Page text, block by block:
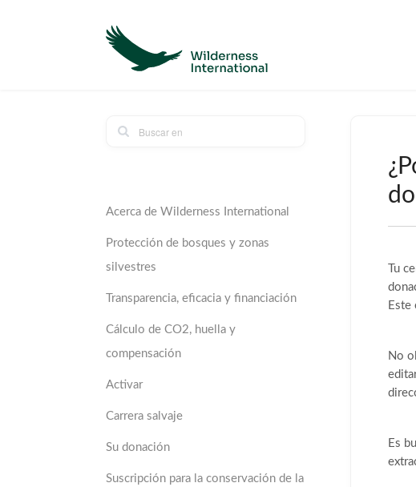
Tu
Este
No
Es
Acerca de Wilderness International
Protección de bosques y zonas
silvestres
Transparencia, eficacia y financiación
Cálculo de CO2, huella y
compensación
Activar
Carrera salvaje
Su donación
Suscripción para la conservación de la